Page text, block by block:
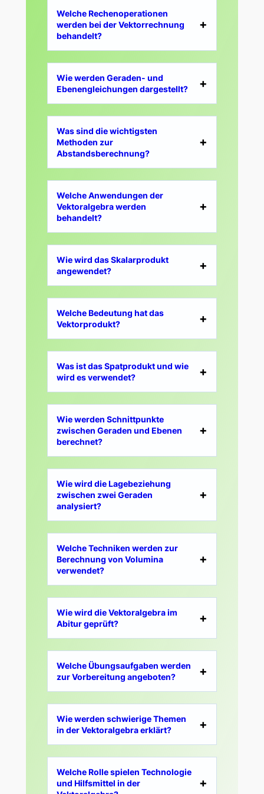
Welche Rechenoperationen
werden bei der Vektorrechnung
behandelt?
Wie werden Geraden- und
Ebenengleichungen dargestellt?
Was sind die wichtigsten
Methoden zur
Abstandsberechnung?
Welche Anwendungen der
Vektoralgebra werden
behandelt?
Wie wird das Skalarprodukt
angewendet?
Welche Bedeutung hat das
Vektorprodukt?
Was ist das Spatprodukt und wie
wird es verwendet?
Wie werden Schnittpunkte
zwischen Geraden und Ebenen
berechnet?
Wie wird die Lagebeziehung
zwischen zwei Geraden
analysiert?
Welche Techniken werden zur
Berechnung von Volumina
verwendet?
Wie wird die Vektoralgebra im
Abitur geprüft?
Welche Übungsaufgaben werden
zur Vorbereitung angeboten?
Wie werden schwierige Themen
in der Vektoralgebra erklärt?
Welche Rolle spielen Technologie
und Hilfsmittel in der